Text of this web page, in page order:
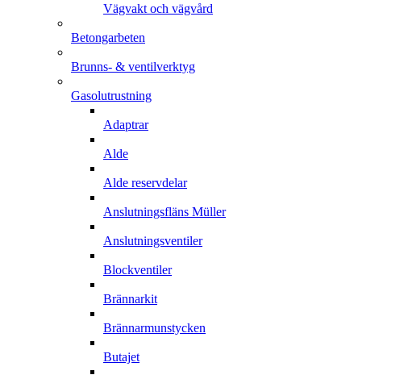
Vägvakt och vägvård
Betongarbeten
Brunns- & ventilverktyg
Gasolutrustning
Adaptrar
Alde
Alde reservdelar
Anslutningsfläns Müller
Anslutningsventiler
Blockventiler
Brännarkit
Brännarmunstycken
Butajet